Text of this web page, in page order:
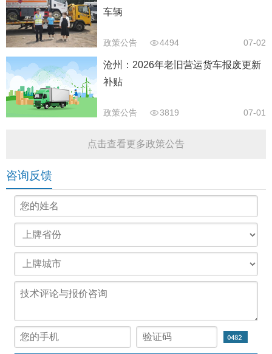
车辆
政策公告 4494 07-02
沧州：2026年老旧营运货车报废更新
补贴
政策公告 3819 07-01
点击查看更多政策公告
咨询反馈